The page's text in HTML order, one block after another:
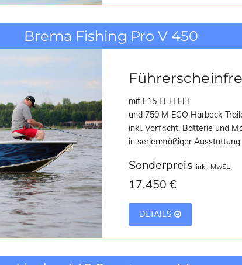
Brema Fishing Pro V 450
mit F15 ELH EFI
und 750 M ECO Harbeck-
inkl. Vorfacht, Batterie und
in serienmäßiger Ausstattung
Sonderpreis inkl. MwSt.
17.450 €
DETAILS